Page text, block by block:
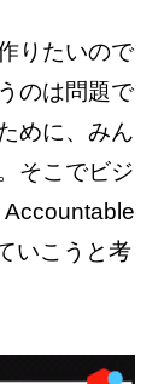
りたいので
のは問題で
めに、みん
そこでビジ
Accountable
いこうと考